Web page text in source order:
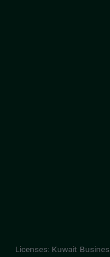
Licenses: Kuwait